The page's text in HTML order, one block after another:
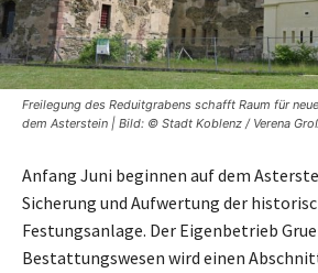
Freilegung des Reduitgrabens schafft Raum für
dem Asterstein | Bild: © Stadt Koblenz / Verena
Anfang Juni beginnen auf dem
Sicherung und Aufwertung der
Festungsanlage. Der Eigenbetrieb
Bestattungswesen wird einen